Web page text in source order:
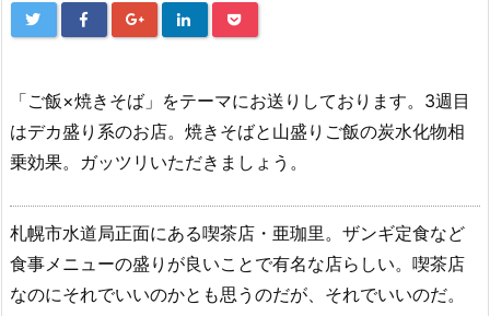
「ご飯×焼きそば」をテーマにお送りしております。3週目
はデカ盛り系のお店。焼きそばと山盛りご飯の炭水化物相
乗効果。ガッツリいただきましょう。
札幌市水道局正面にある喫茶店・亜珈里。ザンギ定食など
食事メニューの盛りが良いことで有名な店らしい。喫茶店
なのにそれでいいのかとも思うのだが、それでいいのだ。